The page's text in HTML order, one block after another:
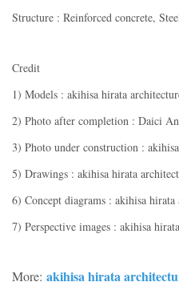
Structure : Reinforced concrete,
Credit
1) Models : akihisa hirata
2) Photo after completion : Daici
3) Photo under construction :
5) Drawings : akihisa hirata
6) Concept diagrams : akihisa
7) Perspective images : akihisa
More: akihisa hirata